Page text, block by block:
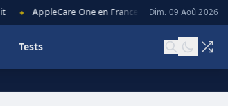
AppleCare One en France : prix, couverture et
Dim. 09 Aoû 2026
Tests